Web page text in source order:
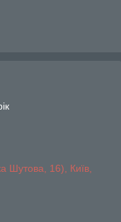
Шутова, 16), Київ,